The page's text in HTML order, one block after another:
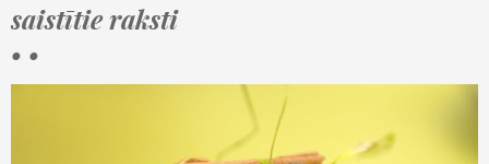
saistītie raksti
• •